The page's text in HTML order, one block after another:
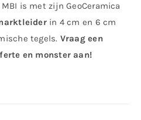
is met zijn GeoCeramica
in 4 cm en 6 cm
tegels. Vraag een
en monster aan!